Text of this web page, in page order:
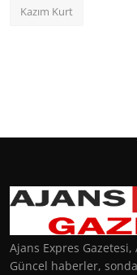
Kazım Kurt
Ajans Expres
Güncel haberler,